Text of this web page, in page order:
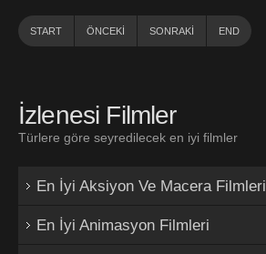
START ÖNCEKI SONRAKI END
İzlenesi Filmler
Türlere göre seyredilecek en iyi filmler
En İyi Aksiyon Ve Macera Filmleri
En İyi Animasyon Filmleri